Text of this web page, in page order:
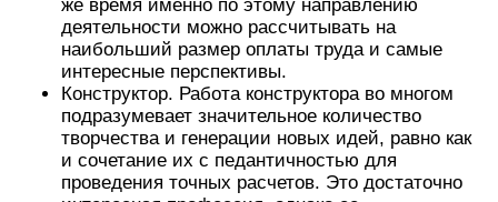
же время именно по этому направлению
деятельности можно рассчитывать на
наибольший размер оплаты труда и самые
интересные перспективы.
Конструктор. Работа конструктора во многом
подразумевает значительное количество
творчества и генерации новых идей, равно как
и сочетание их с педантичностью для
проведения точных расчетов. Это достаточно